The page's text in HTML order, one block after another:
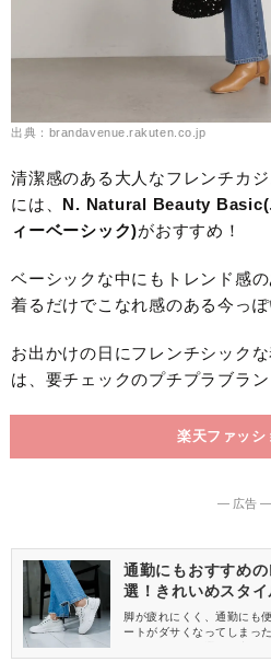
出典：brandavenue.rakuten.co.jp
清潔感のある大人なフレンチカ
には、 N. Natural Beauty Basic(
ィーベーシック)がおすすめ！
ベーシックな中にもトレンド感
着るだけでこなれ感のある今っ
お出かけの日にフレンチシック
は、要チェックのプチプラブラン
楽天ファッシ
― 広告 ―
通勤にもおすすめ
選！きれいめスタイ
脚が疲れにくく、通勤にも
ートがダサくなってしまっ